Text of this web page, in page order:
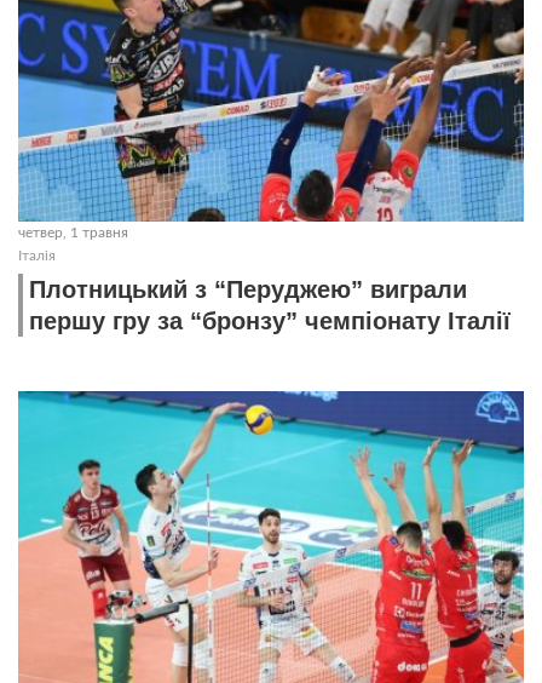
четвер, 1 травня
Італія
Плотницький з “Перуджею” виграли
першу гру за “бронзу” чемпіонату Італії